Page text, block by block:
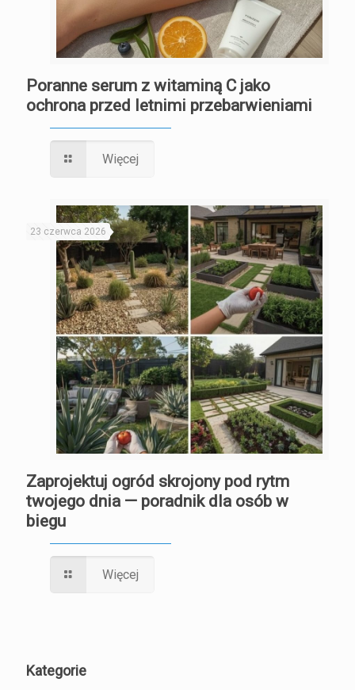
Poranne serum z witaminą C jako
ochrona przed letnimi przebarwieniami
Więcej
23 czerwca 2026
Zaprojektuj ogród skrojony pod rytm
twojego dnia — poradnik dla osób w
biegu
Więcej
Kategorie